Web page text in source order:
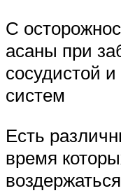
С
асаны при
сосудистой
систем
Есть
время